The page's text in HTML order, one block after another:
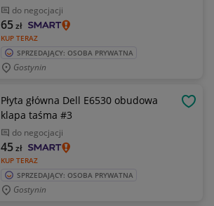
do negocjacji
KUP TERAZ
65zł
SPRZEDAJĄCY: OSOBA PRYWATNA
Gostynin
Płyta główna Dell E6530 obudowa
klapa taśma #3
do negocjacji
KUP TERAZ
45zł
SPRZEDAJĄCY: OSOBA PRYWATNA
Gostynin